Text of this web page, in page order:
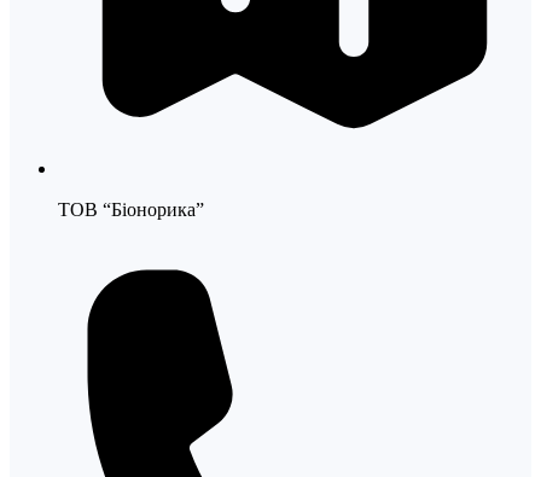
ТОВ “Біонорика”